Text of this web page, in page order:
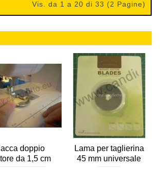
Vis. da 1 a 20 di 33 (2 Pagine)
doppio
da 1,5 cm
Lama per taglierina
45 mm universale